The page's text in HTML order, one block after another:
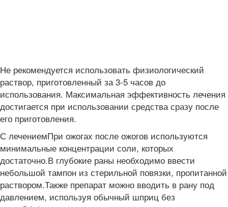
Не рекомендуется использовать физиологический
раствор, приготовленный за 3-5 часов до
использования. Максимальная эффективность лечения
достигается при использовании средства сразу после
его приготовления.
С лечениемПри ожогах после ожогов используются
минимальные концентрации соли, которых
достаточно.В глубокие раны необходимо ввести
небольшой тампон из стерильной повязки, пропитанной
раствором.Также препарат можно вводить в рану под
давлением, используя обычный шприц без